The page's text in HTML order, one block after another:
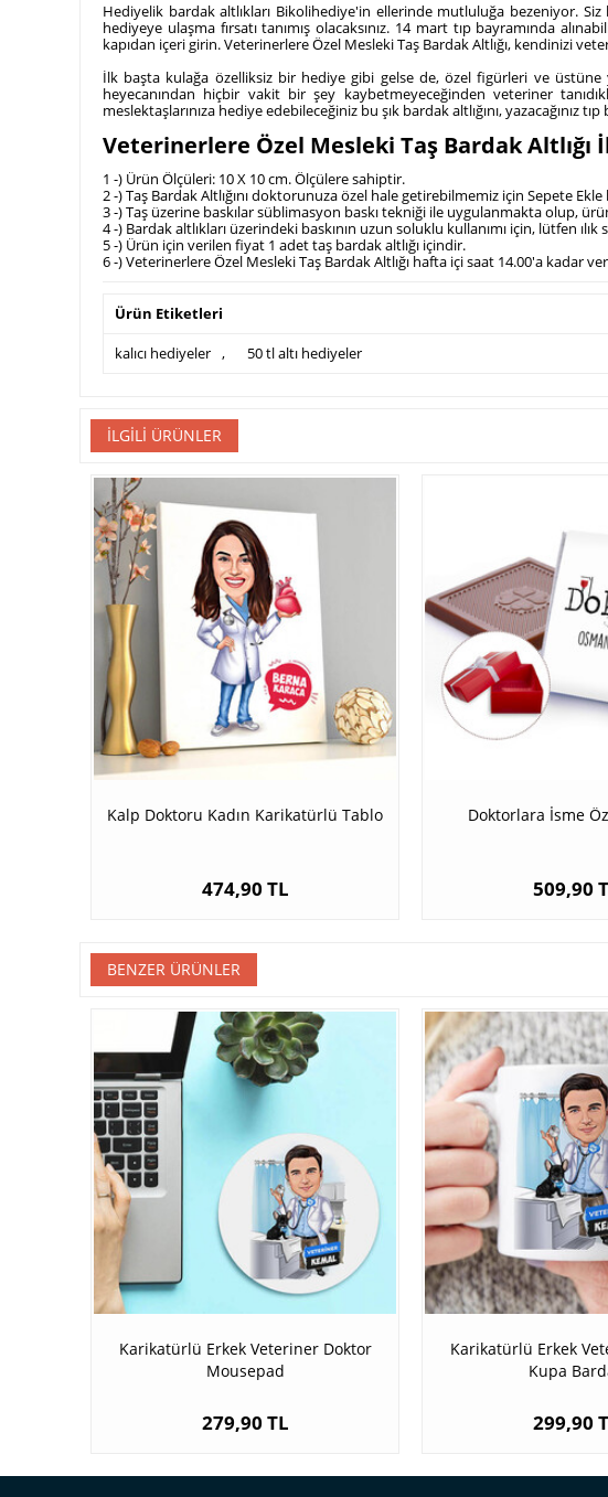
Hediyelik bardak altlıkları Bikolihediye'in ellerinde mutluluğa bezeniyor.
hediyeye ulaşma fırsatı tanımış olacaksınız. 14 mart tıp bayramında
kapıdan içeri girin. Veterinerlere Özel Mesleki Taş Bardak Altlığı, kendinizi
İlk başta kulağa özelliksiz bir hediye gibi gelse de, özel figürleri ve üstüne
heyecanından hiçbir vakit bir şey kaybetmeyeceğinden veteriner
meslektaşlarınıza hediye edebileceğiniz bu şık bardak altlığını,
Veterinerlere Özel Mesleki Taş Bardak
1 -) Ürün Ölçüleri: 10 X 10 cm. Ölçülere sahiptir.
2 -) Taş Bardak Altlığını doktorunuza özel hale getirebilmemiz için Sepete
3 -) Taş üzerine baskılar süblimasyon baskı tekniği ile uygulanmakta olup,
4 -) Bardak altlıkları üzerindeki baskının uzun soluklu kullanımı için, lütfen ılık
5 -) Ürün için verilen fiyat 1 adet taş bardak altlığı içindir.
6 -) Veterinerlere Özel Mesleki Taş Bardak Altlığı hafta içi saat 14.00'a kadar
Ürün Etiketleri
kalıcı hediyeler , 50 tl altı hediyeler
İLGILI ÜRÜNLER
Kalp Doktoru Kadın Karikatürlü Tablo
474,90 TL
Doktorlara İsme
509,90
BENZER ÜRÜNLER
Karikatürlü Erkek Veteriner Doktor
Mousepad
279,90 TL
Karikatürlü Erkek
Kupa
299,90